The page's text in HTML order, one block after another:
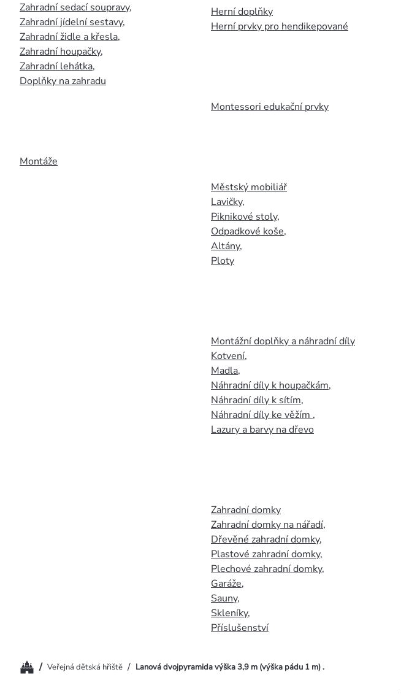
Zahradní sedací soupravy,
Zahradní jídelní sestavy,
Zahradní židle a křesla,
Zahradní houpačky,
Zahradní lehátka,
Doplňky na zahradu
Montáže
Herní doplňky
Herní prvky pro hendikepované
Montessori edukační prvky
Městský mobiliář
Lavičky,
Piknikové stoly,
Odpadkové koše,
Altány,
Ploty
Montážní doplňky a náhradní díly
Kotvení,
Madla,
Náhradní díly k houpačkám,
Náhradní díly k sítím,
Náhradní díly ke věžím ,
Lazury a barvy na dřevo
Zahradní domky
Zahradní domky na nářadí,
Dřevěné zahradní domky,
Plastové zahradní domky,
Plechové zahradní domky,
Garáže,
Sauny,
Skleníky,
Příslušenství
Domů/ Veřejná dětská hřiště / Lanová dvojpyramida výška 3,9 m (výška pádu 1 m) .